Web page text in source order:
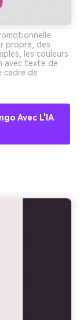
propre, des
les couleurs
avec texte de
cadre de
Avec L'IA